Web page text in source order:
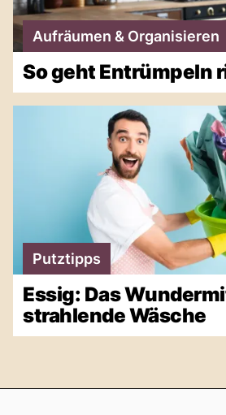
Aufräumen & Organisieren
So geht Entrümpeln
Putztipps
Essig: Das
strahlende Wäsche